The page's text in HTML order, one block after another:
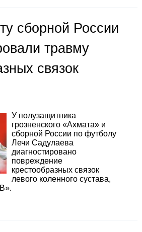
сборной России
травму
связок
У полузащитника
грозненского «Ахмата» и
сборной России по футболу
Лечи Садулаева
диагностировано
повреждение
крестообразных связок
левого коленного сустава,